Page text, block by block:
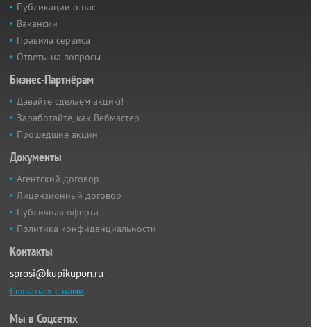
Публикации о нас
Вакансии
Правила сервиса
Ответы на вопросы
Бизнес-Партнёрам
Давайте сделаем акцию!
Заработайте, как Вебмастер
Прошедшие акции
Документы
Агентский договор
Лицензионный договор
Публичная оферта
Политика конфиденциальности
Контакты
sprosi@kupikupon.ru
Связаться с нами
Мы в Соцсетях